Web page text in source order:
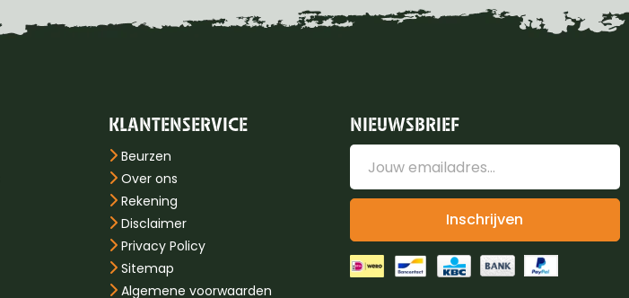
KLANTENSERVICE
Beurzen
Over ons
Rekening
Disclaimer
Privacy Policy
Sitemap
Algemene voorwaarden
NIEUWSBRIEF
Inschrijven